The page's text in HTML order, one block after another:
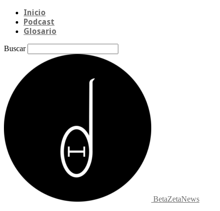
Inicio
Podcast
Glosario
Buscar
BetaZetaNews